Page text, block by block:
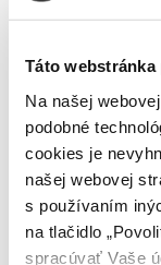
Táto
Na našej
podobné
cookies je
našej webovej
s používaním
na tlačidlo
spracúvať Vaše
Ďalšie články